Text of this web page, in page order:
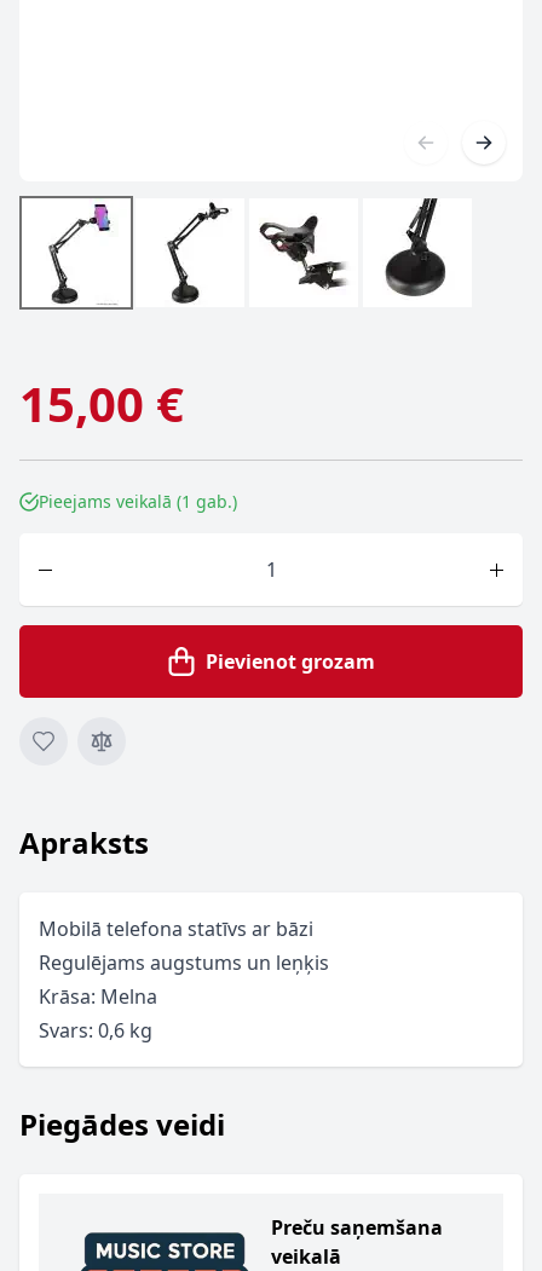
15,00 €
Pieejams veikalā (1 gab.)
Pievienot grozam
Apraksts
Mobilā telefona statīvs ar bāzi
Regulējams augstums un leņķis
Krāsa: Melna
Svars: 0,6 kg
Piegādes veidi
Preču saņemšana
veikalā